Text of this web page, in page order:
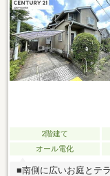
お客様のお悩みをご相
→https://
2階建て
オール電化
■南側に広いお庭とテ